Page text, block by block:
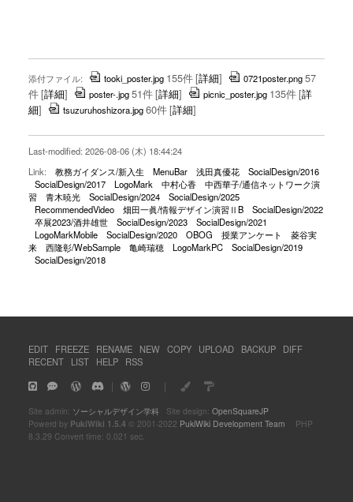
添付ファイル: tooki_poster.jpg 155件[詳細] 0721poster.png57
件[詳細] poster-.jpg51件[詳細] picnic_poster.jpg 135件[詳
細] tsuzuruhoshizora.jpg60件[詳細]
Last-modified: 2026-08-06 (木) 18:44:24
Link:
教務ガイダンス/新入生 MenuBar 浅田真優花
SocialDesign/2016
SocialDesign/2017
LogoMark 中村心香
中西華子/通信ネットワーク演
習
青木暁光 SocialDesign/2024
SocialDesign/2025
RecommendedVideo
畑田一眞/情報デザイン演習ⅡB
SocialDesign/2022
卒展2023/酒井雄世
SocialDesign/2023
SocialDesign/2021
LogoMarkMobile
SocialDesign/2020 OBOG 授業アンケート
菱谷実
来
西隆彰/WebSample 亀崎瑞穂 LogoMarkPC
SocialDesign/2019
SocialDesign/2018
EDIT FREEZE RENAME NEW COPY UPLOAD BACKUP
DIFF
RECENT
LIST HELP RSS
｜ ｜
Site admin: ソーシャルデザイン学科Site design: OpenSquareJP
Powerd by PukiWiki 1.5.4 © 2001-2022 PukiWiki Development Team PHP
8.3.29 Convert time: 0.021 sec.